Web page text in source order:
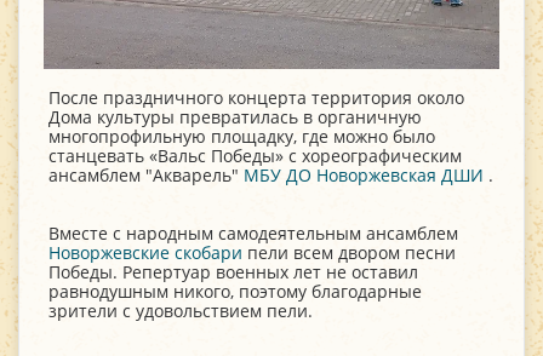
После праздничного концерта территория около
Дома культуры превратилась в органичную
многопрофильную площадку, где можно было
станцевать «Вальс Победы» с хореографическим
ансамблем "Акварель" МБУ ДО Новоржевская ДШИ .
Вместе с народным самодеятельным ансамблем
Новоржевские скобари пели всем двором песни
Победы. Репертуар военных лет не оставил
равнодушным никого, поэтому благодарные
зрители с удовольствием пели.